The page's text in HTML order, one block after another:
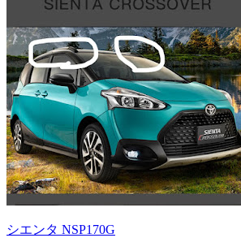
シエンタ NSP170G